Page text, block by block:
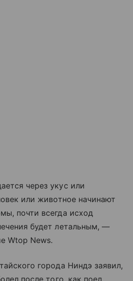
через укус или
или животное начинают
почти всегда исход
будет летальным, —
Wtop News.
города Ниндэ заявил,
после того, как поел